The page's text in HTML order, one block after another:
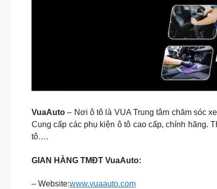
VuaAuto – Nơi ô tô là VUA Trung tâm chăm sóc
Cung cấp các phụ kiện ô tô cao cấp, chính hãng.
tô….
GIAN HÀNG TMĐT VuaAuto:
– Website:www.vuaauto.com